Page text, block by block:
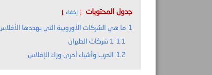
جدول المحتويات إخفاء
1 ما هي الشركات الأوروبية التي يهددها
1.1 1 شركات الطيران
1.2 الحرب وأشياء أخرى وراء الإفلاس